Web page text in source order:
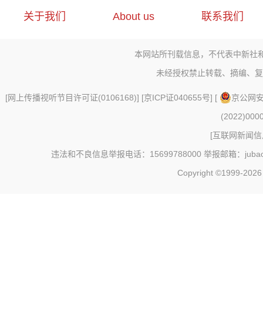
关于我们 About us 联系我们
本网站所刊载信息，不代表中新社
未经授权禁止转载、摘编、
[网上传播视听节目许可证(0106168)] [京ICP证040655号] [
京公网
[互联网新闻
违法和不良信息举报电话：15699788000 举报邮箱：
Copyright ©1999-